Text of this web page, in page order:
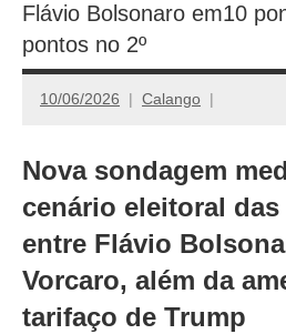
Flávio Bolsonaro em10
pontos no 2º
10/06/2026 Calango
Nova sondagem
cenário eleitoral
entre Flávio
Vorcaro, além da
tarifaço de Trump